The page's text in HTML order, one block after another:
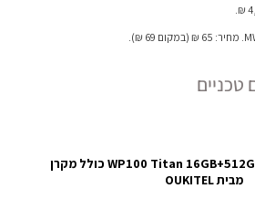
. מחיר: 65 ₪ (במקום 69 ₪).
טכניים
סמארטפון משוריין WP100 Titan 16GB+512GB כולל מקרן
מבית OUKITEL